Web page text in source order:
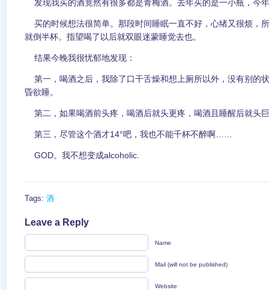
发现我买的酒竟然有很多都是青梅酒。去年买的是一小瓶，今
买的时候想法很简单。那段时间睡眠一直不好，心绪又很烦，
就倒半杯。指望喝了以后就双眼迷蒙睡觉去也。
结果今晚我很忧郁地发现：
第一，喝酒之后，我除了口干舌燥和想上厕所以外，没有别的
昏欲睡。
第二，如果喝酒前头疼，喝酒后就头更疼，喝酒且睡醒后就头
第三，尽管这个酒才14°吧，我也不能千杯不醉啊……
GOD。我不想变成alcoholic.
Tags: 酒
Leave a Reply
Name
Mail (will not be published)
Website